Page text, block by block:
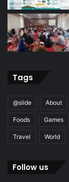
Tags
@slide About
Foods Games
Travel World
Follow us